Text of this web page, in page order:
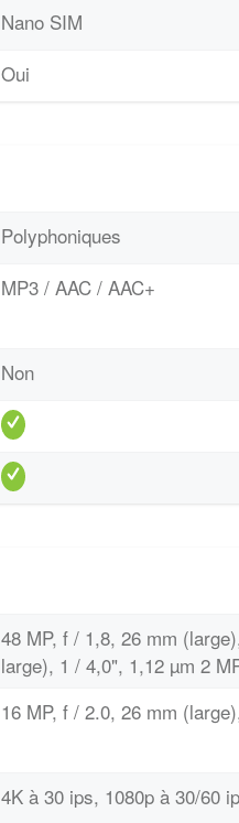
Nano SIM
Oui
Polyphoniques
MP3 / AAC / AAC+
Non
48 MP, f / 1,8, 26 mm
large), 1 / 4,0", 1,12 µm 2
16 MP, f / 2.0, 26 mm
4K à 30 ips, 1080p à 30/60